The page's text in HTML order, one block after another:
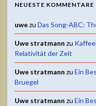
NEUESTE KOMMENTARE
uwezu Das Song-ABC:
Uwe stratmann zu
Relativität der Zeit
Uwe stratmann zu Ein
Bruegel
Uwe stratmann zu Ein